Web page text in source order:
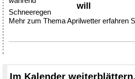
will
Mehr zum Thema Aprilwetter erfahren
Im Kalender